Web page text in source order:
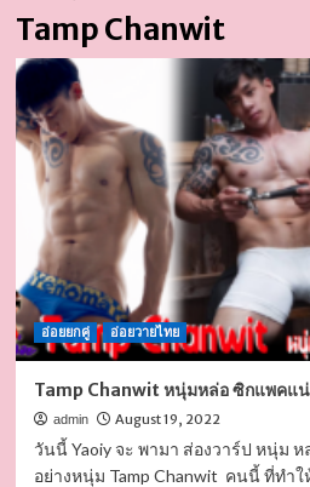
Tamp Chanwit
อ่อยยกคู่ อ่อยวายไทย
Tamp Chanwit หนุ่มหล่อ ซิกแพคแน่
admin August 19, 2022
วันนี้ Yaoiy จะ พามา ส่องวาร์ป หนุ่ม
อย่างหนุ่ม Tamp Chanwit คนนี้ ที่ทำใ